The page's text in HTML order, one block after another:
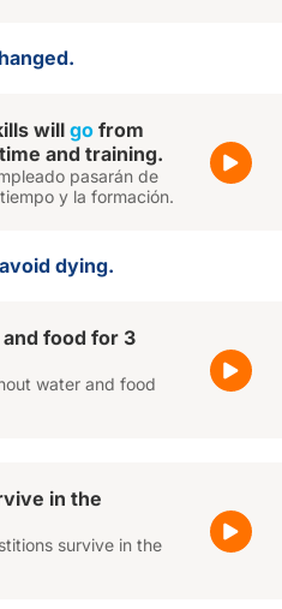
will go from
and training.
pasarán de
y la formación.
dying.
food for 3
water and food
in the
survive in the